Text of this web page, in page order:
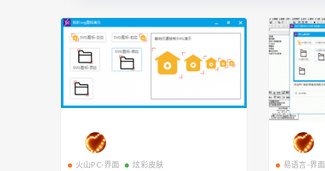
火山PC-界面 炫彩皮肤 易语言-界面